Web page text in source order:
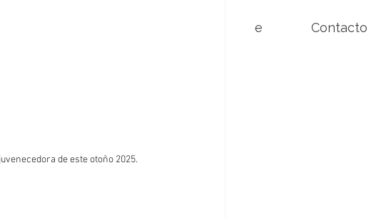
Conóceme Contacto
de este otoño 2025.